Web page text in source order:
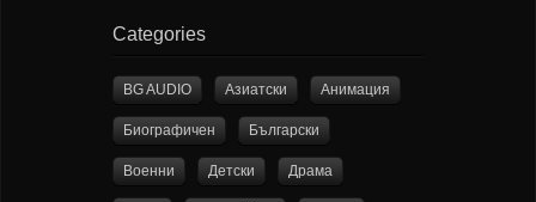
Categories
BG AUDIO Азиатски Анимация
Биографичен Български
Военни Детски Драма